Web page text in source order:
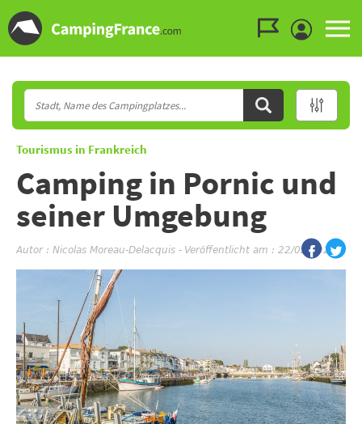
Tourismus in Frankreich
Camping in Pornic und
seiner Umgebung
Autor : Nicolas Moreau-Delacquis - Veröffentlicht am : 22/02/2021